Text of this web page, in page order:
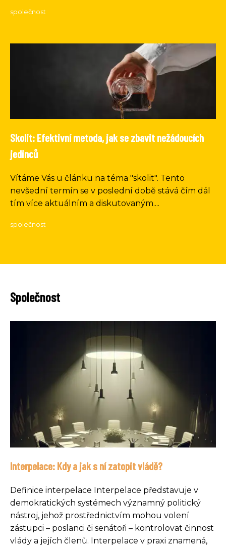
společnost
Skolit: Efektivní metoda, jak se zbavit nežádoucích
jedinců
Vítáme Vás u článku na téma "skolit". Tento
nevšední termín se v poslední době stává čím dál
tím více aktuálním a diskutovaným....
společnost
Společnost
Interpelace: Kdy a jak s ní zatopit vládě?
Definice interpelace Interpelace představuje v
demokratických systémech významný politický
nástroj, jehož prostřednictvím mohou volení
zástupci – poslanci či senátoři – kontrolovat činnost
vlády a jejích členů. Interpelace v praxi znamená,